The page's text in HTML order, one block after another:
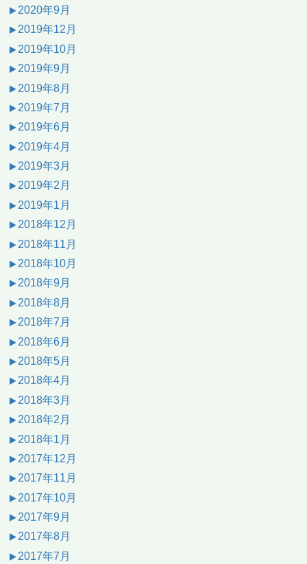
2020年9月
2019年12月
2019年10月
2019年9月
2019年8月
2019年7月
2019年6月
2019年4月
2019年3月
2019年2月
2019年1月
2018年12月
2018年11月
2018年10月
2018年9月
2018年8月
2018年7月
2018年6月
2018年5月
2018年4月
2018年3月
2018年2月
2018年1月
2017年12月
2017年11月
2017年10月
2017年9月
2017年8月
2017年7月